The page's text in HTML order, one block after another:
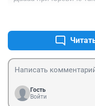
Гость
Войти